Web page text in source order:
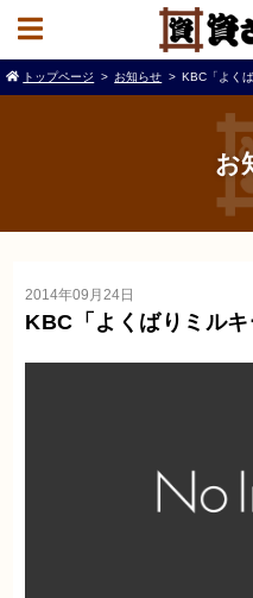
トップページ お知らせ KBC「よく
お
2014年09月24日
KBC「よくばりミルキ